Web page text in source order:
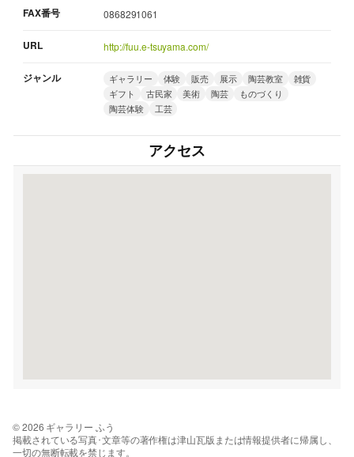
FAX番号 0868291061
URL http://fuu.e-tsuyama.com/
ジャンル ギャラリー 体験 販売 展示 陶芸教室
雑貨
ギフト
古民家 美術 陶芸
ものづくり
陶芸体験
工芸
アクセス
© 2026 ギャラリー ふう
掲載されている写真･文章等の著作権は津山瓦版または情報提供者に帰属し、
一切の無断転載を禁じます。